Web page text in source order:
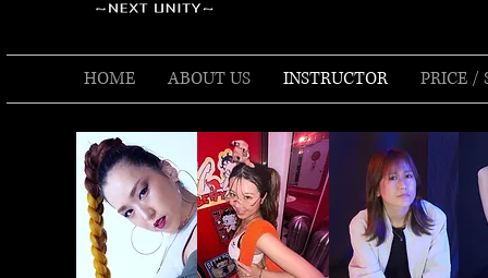
HOME ABOUT US INSTRUCTOR PRICE /